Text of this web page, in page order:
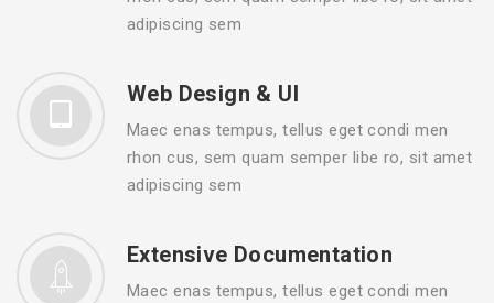
adipiscing sem
Web Design & UI
Maec enas tempus, tellus eget condi men
rhon cus, sem quam semper libe ro, sit amet
adipiscing sem
Extensive Documentation
Maec enas tempus, tellus eget condi men